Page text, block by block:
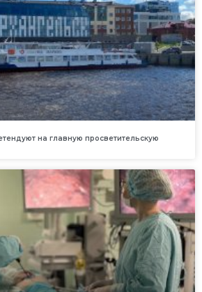
на главную просветительскую